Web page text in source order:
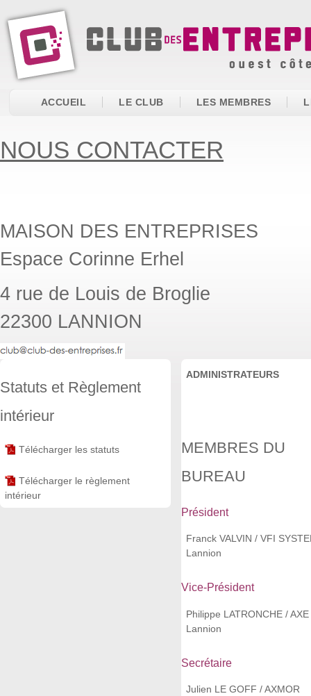
ACCUEIL LE CLUB LES MEMBRES
NOUS CONTACTER
MAISON DES ENTREPRISES
Espace Corinne Erhel
4 rue de Louis de Broglie
22300 LANNION
Statuts et Règlement
intérieur
Télécharger les statuts
Télécharger le règlement
intérieur
ADMINISTRATEURS
MEMBRES DU
BUREAU
Président
Franck VALVIN / VFI
Lannion
Vice-Président
Philippe LATRONCHE /
Lannion
Secrétaire
Julien LE GOFF / AXMOR